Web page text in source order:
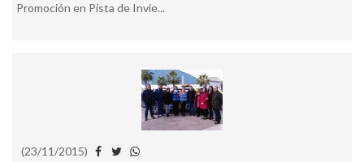
Promoción en Pista de Invie...
(23/11/2015)